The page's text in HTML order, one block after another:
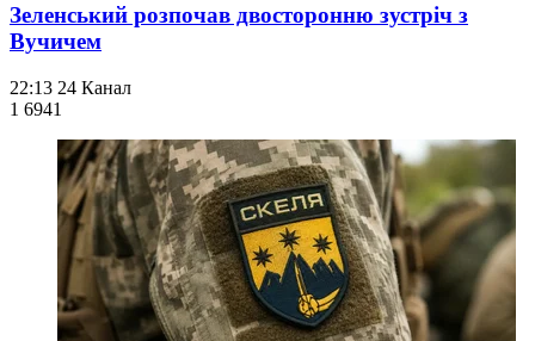
Зеленський розпочав двосторонню зустріч з
Вучичем
22:13 24 Канал
1 6941